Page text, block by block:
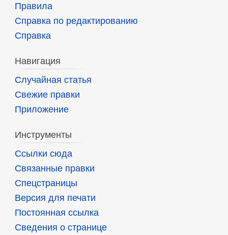
Правила
Справка по редактированию
Справка
Навигация
Случайная статья
Свежие правки
Приложение
Инструменты
Ссылки сюда
Связанные правки
Спецстраницы
Версия для печати
Постоянная ссылка
Сведения о странице